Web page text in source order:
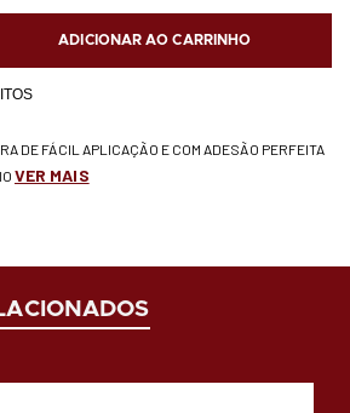
ADICIONAR AO CARRINHO
DE FÁCIL APLICAÇÃO E COM ADESÃO PERFEITA
VER MAIS